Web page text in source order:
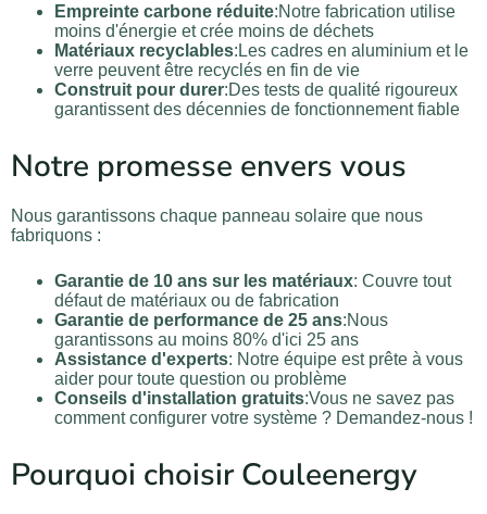
Empreinte carbone réduite:Notre fabrication utilise
moins d'énergie et crée moins de déchets
Matériaux recyclables:Les cadres en aluminium et le
verre peuvent être recyclés en fin de vie
Construit pour durer:Des tests de qualité rigoureux
garantissent des décennies de fonctionnement fiable
Notre promesse envers vous
Nous garantissons chaque panneau solaire que nous
fabriquons :
Garantie de 10 ans sur les matériaux: Couvre tout
défaut de matériaux ou de fabrication
Garantie de performance de 25 ans:Nous
garantissons au moins 80% d'ici 25 ans
Assistance d'experts: Notre équipe est prête à vous
aider pour toute question ou problème
Conseils d'installation gratuits:Vous ne savez pas
comment configurer votre système ? Demandez-nous !
Pourquoi choisir Couleenergy